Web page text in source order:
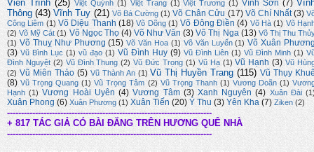
Viễn Trình (25) Việt Quỳnh (1) Việt Trang (1) Việt Trương (1) Vĩnh Sơn (7)
Thông (43) Vĩnh Tuy (21) Võ Bá Cường (1) Võ Chân Cửu (17) Võ Chí Nhất (3)
Công Liêm (1) Võ Diệu Thanh (18) Võ Dõng (1) Võ Đông Điền (4) Võ Hà (1) Võ
(2) Võ Mỹ Cát (1) Võ Ngọc Thọ (4) Võ Như Văn (3) Võ Thị Nga (13) Võ Thị Thu
(1) Võ Thuỵ Như Phương (15) Võ Văn Hoa (1) Võ Văn Luyến (1) Võ Xuân
(3) Vũ Bình Lục (1) vũ đạo (1) Vũ Đình Huy (9) Vũ Đình Liên (1) Vũ Đình Minh (1)
Đình Nguyệt (2) Vũ Đình Thung (2) Vũ Đức Trọng (1) Vũ Hạ (1) Vũ Hạnh (3) Vũ
(2) Vũ Miên Thảo (5) Vũ Thành An (1) Vũ Thị Huyền Trang (115) Vũ Thụy
(8) Vũ Trọng Quang (1) Vũ Trọng Tâm (2) Vũ Trọng Thanh (1) Vương Doãn (1)
Hạnh (1) Vương Hoài Uyên (4) Vương Tâm (3) Xanh Nguyên (4) Xuân Đài
Xuân Phong (6) Xuân Phương (1) Xuân Tiến (20) Ý Thu (3) Yên Kha (7) Ziken (2)
-------------------------------------------------------------------------
+ 817 TÁC GIẢ CÓ BÀI ĐĂNG TRÊN HƯƠNG QUÊ NHÀ
-------------------------------------------------------------------------